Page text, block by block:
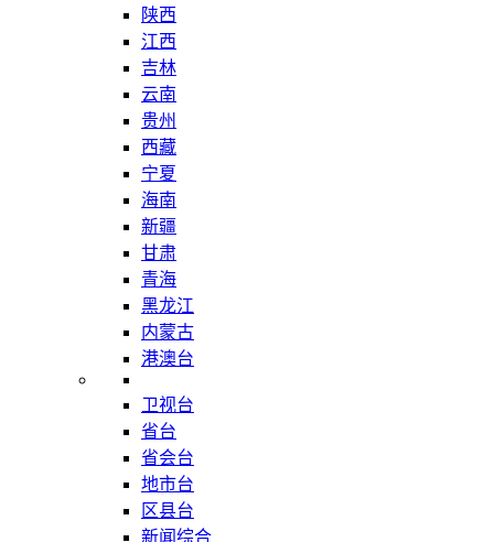
陕西
江西
吉林
云南
贵州
西藏
宁夏
海南
新疆
甘肃
青海
黑龙江
内蒙古
港澳台
卫视台
省台
省会台
地市台
区县台
新闻综合